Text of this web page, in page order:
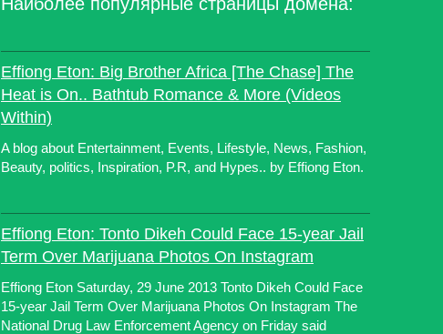
Effiong Eton: Big Brother Africa [The Chase] The
Heat is On.. Bathtub Romance & More (Videos
Within)
A blog about Entertainment, Events, Lifestyle, News, Fashion,
Beauty, politics, Inspiration, P.R, and Hypes.. by Effiong Eton.
Effiong Eton: Tonto Dikeh Could Face 15-year Jail
Term Over Marijuana Photos On Instagram
Effiong Eton Saturday, 29 June 2013 Tonto Dikeh Could Face
15-year Jail Term Over Marijuana Photos On Instagram The
National Drug Law Enforcement Agency on Friday said